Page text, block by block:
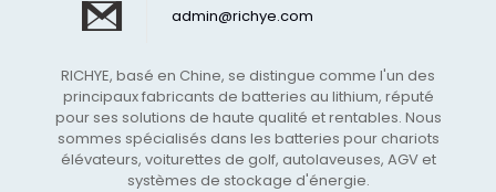
admin@richye.com
RICHYE, basé en Chine, se distingue comme l'un des
principaux fabricants de batteries au lithium, réputé
pour ses solutions de haute qualité et rentables. Nous
sommes spécialisés dans les batteries pour chariots
élévateurs, voiturettes de golf, autolaveuses, AGV et
systèmes de stockage d'énergie.